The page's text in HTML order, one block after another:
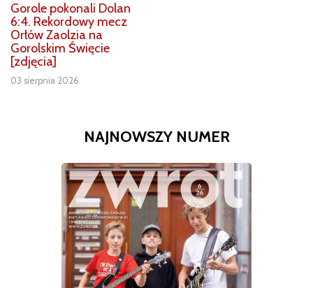
Gorole pokonali Dolan
6:4. Rekordowy mecz
Orłów Zaolzia na
Gorolskim Święcie
[zdjęcia]
03 sierpnia 2026
NAJNOWSZY NUMER